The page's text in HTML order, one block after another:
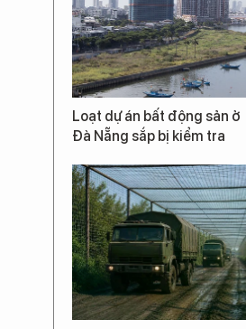
Loạt dự án bất động sản ở
Đà Nẵng sắp bị kiểm tra